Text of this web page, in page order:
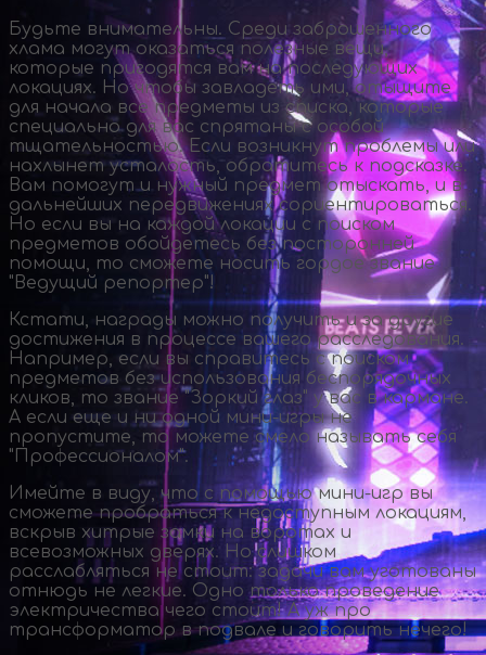
Будьте внимательны. Среди заброшенного
хлама могут оказаться полезные вещи,
которые пригодятся вам на последующих
локациях. Но чтобы завладеть ими, отыщите
для начала все предметы из списка, которые
специально для вас спрятаны с особой
тщательностью. Если возникнут проблемы или
нахлынет усталость, обратитесь к подсказке.
Вам помогут и нужный предмет отыскать, и в
дальнейших передвижениях сориентироваться.
Но если вы на каждой локации с поиском
предметов обойдетесь без посторонней
помощи, то сможете носить гордое звание
"Ведущий репортер"!
Кстати, награды можно получить и за другие
достижения в процессе вашего расследования.
Например, если вы справитесь с поиском
предметов без использования беспорядочных
кликов, то звание "Зоркий глаз" у вас в кармане.
А если еще и ни одной мини-игрыне
пропустите, то можете смело называть себя
"Профессионалом".
Имейте в виду, что с помощьюмини-игрвы
сможете пробраться к недоступным локациям,
вскрыв хитрые замки на воротах и
всевозможных дверях. Но слишком
расслабляться не стоит: задачи вам уготованы
отнюдь не легкие. Одно только проведение
электричества чего стоит! А уж про
трансформатор в подвале и говорить нечего!